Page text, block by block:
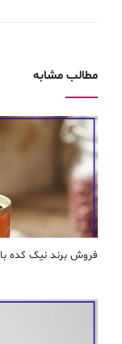
مطالب مشابه
فروش برند نیک کده با ۳ طبقه کامل مواد غذایی و صادراتی